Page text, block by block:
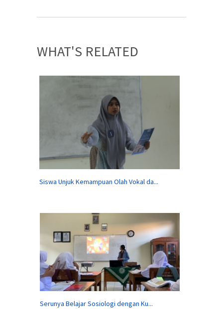
WHAT'S RELATED
Siswa Unjuk Kemampuan Olah Vokal da...
Serunya Belajar Sosiologi dengan Ku...